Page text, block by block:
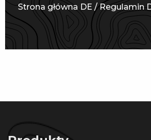
Strona główna DE /Regulamin